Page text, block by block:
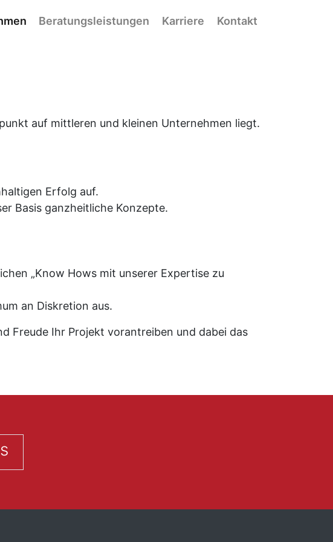
Beratungsleistungen Karriere Kontakt
auf mittleren und kleinen Unternehmen liegt.
Erfolg auf.
Basis ganzheitliche Konzepte.
„Know Hows mit unserer Expertise zu
an Diskretion aus.
Freude Ihr Projekt vorantreiben und dabei das